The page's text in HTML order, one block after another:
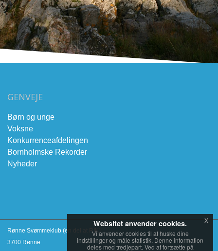
GENVEJE
Børn og unge
Voksne
Konkurrenceafdelingen
Bornholmske Rekorder
Nyheder
Rønne Svømmeklub (en del at RIK)
3700 Rønne
Websitet anvender cookies.
Vi anvender cookies til at huske dine
indstillinger og måle statistik. Denne information
deles med tredjepart. Ved at fortsætte på
x